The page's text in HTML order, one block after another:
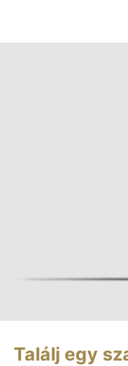
Találj egy